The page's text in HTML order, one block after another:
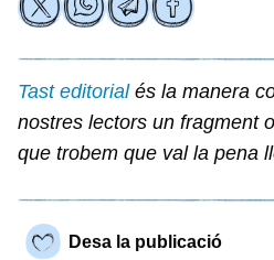
Tast editorialés la manera
nostres lectors un fragment
que trobem que val la pena
Desa la publicació